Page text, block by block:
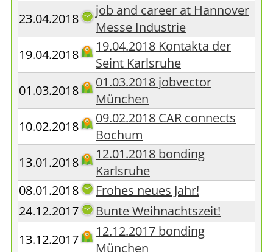
23.04.2018
job and career at Hannover
Messe Industrie
19.04.2018
19.04.2018 Kontakta der
Seint Karlsruhe
01.03.2018
01.03.2018 jobvector
München
10.02.2018
09.02.2018 CAR connects
Bochum
13.01.2018
12.01.2018 bonding
Karlsruhe
08.01.2018
Frohes neues Jahr!
24.12.2017
Bunte Weihnachtszeit!
13.12.2017
12.12.2017 bonding
München